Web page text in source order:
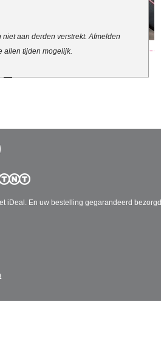
het snoepgoed
iDeal. En uw bestelling gegarandeerd
aan derden verstrekt. Afmelden
allen tijden mogelijk.